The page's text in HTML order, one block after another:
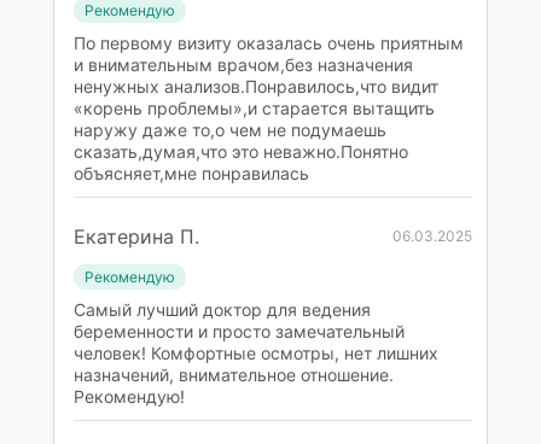
Рекомендую
По первому визиту оказалась очень приятным
и внимательным врачом,без назначения
ненужных анализов.Понравилось,что видит
«корень проблемы»,и старается вытащить
наружу даже то,о чем не подумаешь
сказать,думая,что это неважно.Понятно
объясняет,мне понравилась
Екатерина П. 06.03.2025
Рекомендую
Самый лучший доктор для ведения
беременности и просто замечательный
человек! Комфортные осмотры, нет лишних
назначений, внимательное отношение.
Рекомендую!